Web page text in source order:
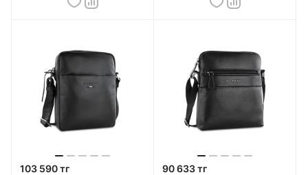
103 590 тг 90 633 тг